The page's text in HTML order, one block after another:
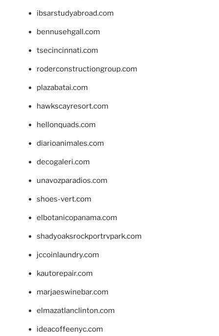
ibsarstudyabroad.com
bennusehgall.com
tsecincinnati.com
roderconstructiongroup.com
plazabatai.com
hawkscayresort.com
hellonquads.com
diarioanimales.com
decogaleri.com
unavozparadios.com
shoes-vert.com
elbotanicopanama.com
shadyoaksrockportrvpark.com
jccoinlaundry.com
kautorepair.com
marjaeswinebar.com
elmazatlanclinton.com
ideacoffeenyc.com